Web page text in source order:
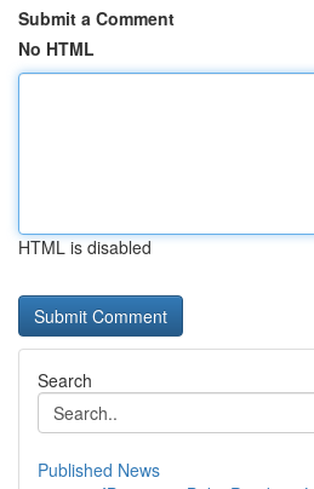
Submit a Comment
No HTML
HTML is disabled
Search
Published News